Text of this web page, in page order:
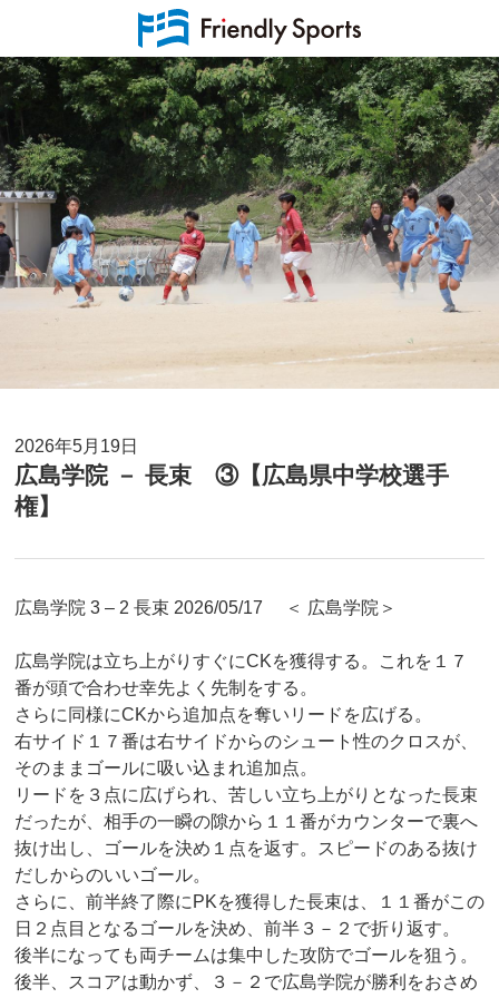
2026年5月19日
広島学院 － 長束 ③【広島県中学校選手
権】
広島学院 3 – 2 長束 2026/05/17 ＜ 広島学院＞
広島学院は立ち上がりすぐにCKを獲得する。これを１７
番が頭で合わせ幸先よく先制をする。
さらに同様にCKから追加点を奪いリードを広げる。
右サイド１７番は右サイドからのシュート性のクロスが、
そのままゴールに吸い込まれ追加点。
リードを３点に広げられ、苦しい立ち上がりとなった長束
だったが、相手の一瞬の隙から１１番がカウンターで裏へ
抜け出し、ゴールを決め１点を返す。スピードのある抜け
だしからのいいゴール。
さらに、前半終了際にPKを獲得した長束は、１１番がこの
日２点目となるゴールを決め、前半３－２で折り返す。
後半になっても両チームは集中した攻防でゴールを狙う。
後半、スコアは動かず、３－２で広島学院が勝利をおさめ